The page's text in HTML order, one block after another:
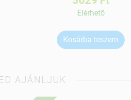
Elérhetõ
Kosárba teszem
AJÁNLJUK